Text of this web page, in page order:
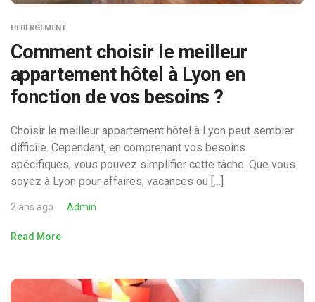
HEBERGEMENT
Comment choisir le meilleur
appartement hôtel à Lyon en
fonction de vos besoins ?
Choisir le meilleur appartement hôtel à Lyon peut sembler
difficile. Cependant, en comprenant vos besoins
spécifiques, vous pouvez simplifier cette tâche. Que vous
soyez à Lyon pour affaires, vacances ou […]
2 ans ago Admin
Read More